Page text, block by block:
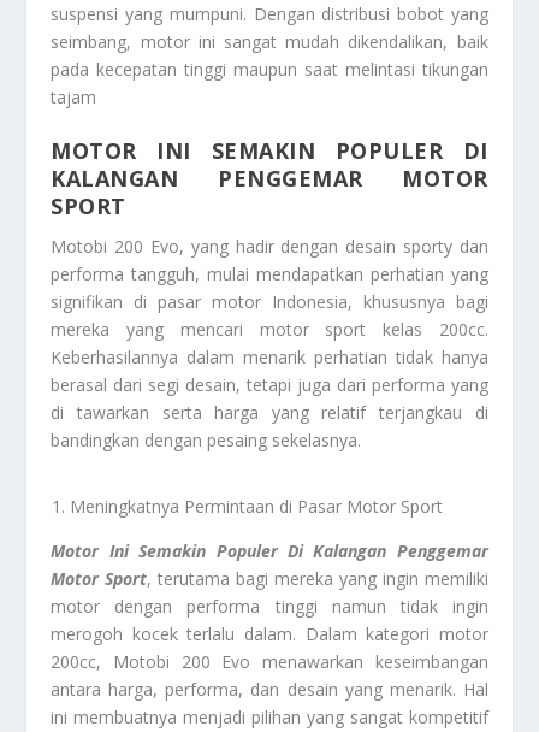
suspensi yang mumpuni. Dengan distribusi bobot yang
seimbang, motor ini sangat mudah dikendalikan, baik
pada kecepatan tinggi maupun saat melintasi tikungan
tajam
MOTOR INI SEMAKIN POPULER DI
KALANGAN PENGGEMAR MOTOR
SPORT
Motobi 200 Evo, yang hadir dengan desain sporty dan
performa tangguh, mulai mendapatkan perhatian yang
signifikan di pasar motor Indonesia, khususnya bagi
mereka yang mencari motor sport kelas 200cc.
Keberhasilannya dalam menarik perhatian tidak hanya
berasal dari segi desain, tetapi juga dari performa yang
di tawarkan serta harga yang relatif terjangkau di
bandingkan dengan pesaing sekelasnya.
Meningkatnya Permintaan di Pasar Motor Sport
Motor Ini Semakin Populer Di Kalangan Penggemar
Motor Sport, terutama bagi mereka yang ingin memiliki
motor dengan performa tinggi namun tidak ingin
merogoh kocek terlalu dalam. Dalam kategori motor
200cc, Motobi 200 Evo menawarkan keseimbangan
antara harga, performa, dan desain yang menarik. Hal
ini membuatnya menjadi pilihan yang sangat kompetitif